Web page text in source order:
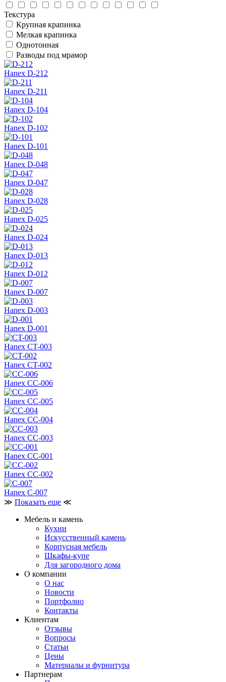
Текстура
Крупная крапинка
Мелкая крапинка
Однотонная
Разводы под мрамор
Hanex D-212
Hanex D-211
Hanex D-104
Hanex D-102
Hanex D-101
Hanex D-048
Hanex D-047
Hanex D-028
Hanex D-025
Hanex D-024
Hanex D-013
Hanex D-012
Hanex D-007
Hanex D-003
Hanex D-001
Hanex CT-003
Hanex CT-002
Hanex CC-006
Hanex СС-005
Hanex CC-004
Hanex CC-003
Hanex CC-001
Hanex CC-002
Hanex C-007
≫ Показать еще ≪
Мебель и камень
Кухни
Искусственный камень
Корпусная мебель
Шкафы-купе
Для загородного дома
О компании
О нас
Новости
Портфолио
Контакты
Клиентам
Отзывы
Вопросы
Статьи
Цены
Материалы и фурнитура
Партнерам